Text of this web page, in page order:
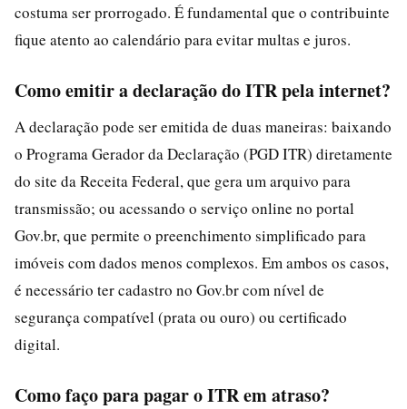
costuma ser prorrogado. É fundamental que o contribuinte
fique atento ao calendário para evitar multas e juros.
Como emitir a declaração do ITR pela internet?
A declaração pode ser emitida de duas maneiras: baixando
o Programa Gerador da Declaração (PGD ITR) diretamente
do site da Receita Federal, que gera um arquivo para
transmissão; ou acessando o serviço online no portal
Gov.br, que permite o preenchimento simplificado para
imóveis com dados menos complexos. Em ambos os casos,
é necessário ter cadastro no Gov.br com nível de
segurança compatível (prata ou ouro) ou certificado
digital.
Como faço para pagar o ITR em atraso?